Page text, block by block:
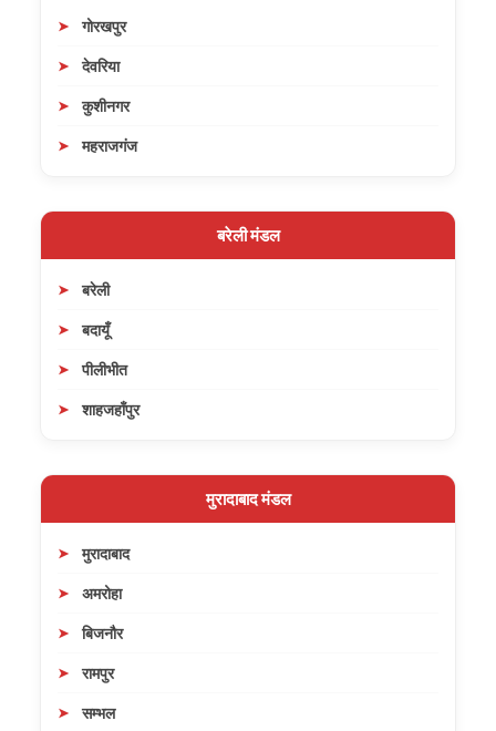
गोरखपुर
देवरिया
कुशीनगर
महराजगंज
बरेली मंडल
बरेली
बदायूँ
पीलीभीत
शाहजहाँपुर
मुरादाबाद मंडल
मुरादाबाद
अमरोहा
बिजनौर
रामपुर
सम्भल